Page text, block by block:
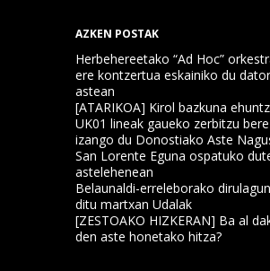
AZKEN POSTAK
Herbehereetako “Ad Hoc”
ere kontzertua eskainiko du
astean
[ATARIKOA] Kirol bazkuna
UK01 lineak gaueko zerbitzu
izango du Donostiako Aste
San Lorente Eguna ospatuko
astelehenean
Belaunaldi-erreleborako
ditu martxan Udalak
[ZESTOAKO HIZKERAN] Ba al
den aste honetako hitza?